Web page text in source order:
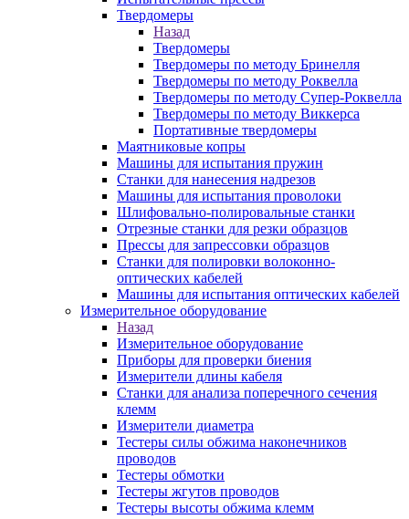
Твердомеры
Назад
Твердомеры
Твердомеры по методу Бринелля
Твердомеры по методу Роквелла
Твердомеры по методу Супер-Роквелла
Твердомеры по методу Виккерса
Портативные твердомеры
Маятниковые копры
Машины для испытания пружин
Станки для нанесения надрезов
Машины для испытания проволоки
Шлифовально-полировальные станки
Отрезные станки для резки образцов
Прессы для запрессовки образцов
Станки для полировки волоконно-
оптических кабелей
Машины для испытания оптических кабелей
Измерительное оборудование
Назад
Измерительное оборудование
Приборы для проверки биения
Измерители длины кабеля
Станки для анализа поперечного сечения
клемм
Измерители диаметра
Тестеры силы обжима наконечников
проводов
Тестеры обмотки
Тестеры жгутов проводов
Тестеры высоты обжима клемм